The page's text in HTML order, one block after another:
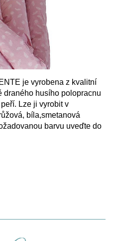
je vyrobena z kvalitní
draného husího polopracnu
Lze ji vyrobit v
bíla,smetanová
barvu uveďte do